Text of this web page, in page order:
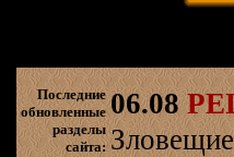
Последние
обновленные
разделы
сайта:
06.08